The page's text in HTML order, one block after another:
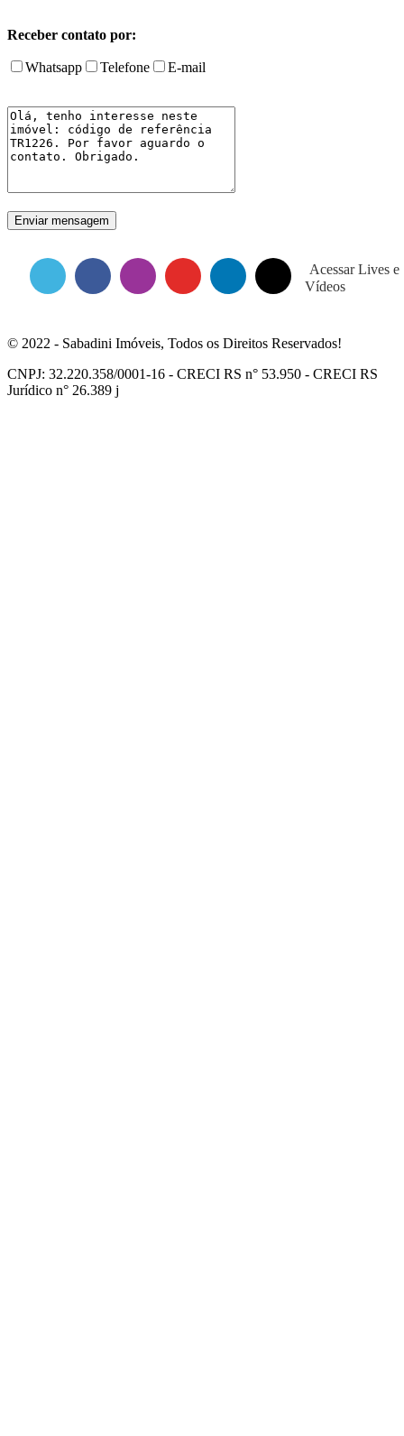
Receber contato por:
Whatsapp Telefone E-mail
Acessar Lives e
Vídeos
© 2022 - Sabadini Imóveis, Todos os Direitos Reservados!
CNPJ: 32.220.358/0001-16 - CRECI RS n° 53.950 - CRECI RS
Jurídico n° 26.389 j